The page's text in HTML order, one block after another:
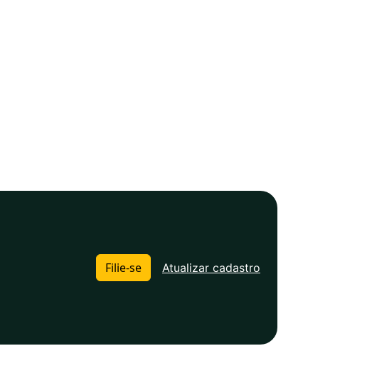
Filie-se Atualizar cadastro